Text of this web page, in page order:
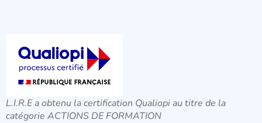
L.I.R.E a obtenu la certification Qualiopi au titre de la
catégorie ACTIONS DE FORMATION